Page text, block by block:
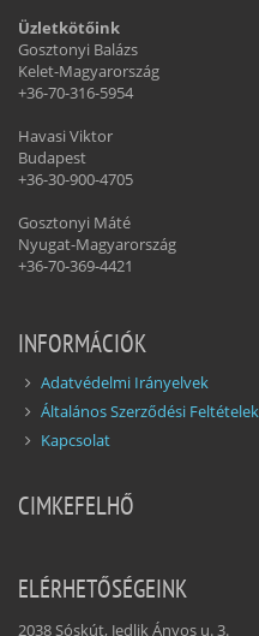
Üzletkötőink
Gosztonyi Balázs
Kelet-Magyarország
+36-70-316-5954
Havasi Viktor
Budapest
+36-30-900-4705
Gosztonyi Máté
Nyugat-Magyarország
+36-70-369-4421
INFORMÁCIÓK
Adatvédelmi Irányelvek
Általános Szerződési Feltételek
Kapcsolat
CIMKEFELHŐ
ELÉRHETŐSÉGEINK
2038 Sóskút, Jedlik Ányos u. 3.